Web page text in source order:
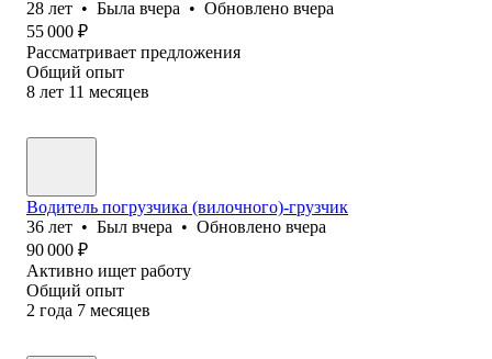
28 лет • Была вчера • Обновлено вчера
55 000 ₽
Рассматривает предложения
Общий опыт
8 лет 11 месяцев
Водитель погрузчика (вилочного)-грузчик
36 лет • Был вчера • Обновлено вчера
90 000 ₽
Активно ищет работу
Общий опыт
2 года 7 месяцев